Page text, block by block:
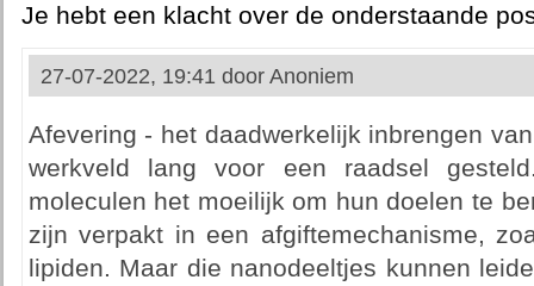
Je hebt een klacht over de onderstaande
27-07-2022, 19:41 door Anoniem
Afevering - het daadwerkelijk inbrengen
werkveld lang voor een raadsel
moleculen het moeilijk om hun doelen te
zijn verpakt in een afgiftemechanisme,
lipiden. Maar die nanodeeltjes kunnen